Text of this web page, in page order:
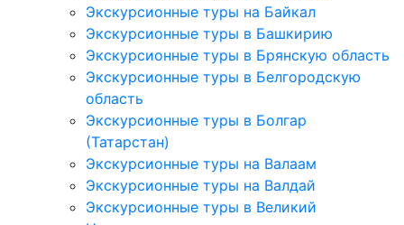
Экскурсионные туры на Байкал
Экскурсионные туры в Башкирию
Экскурсионные туры в Брянскую область
Экскурсионные туры в Белгородскую
область
Экскурсионные туры в Болгар
(Татарстан)
Экскурсионные туры на Валаам
Экскурсионные туры на Валдай
Экскурсионные туры в Великий